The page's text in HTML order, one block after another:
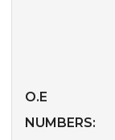
O.E
NUMBERS: